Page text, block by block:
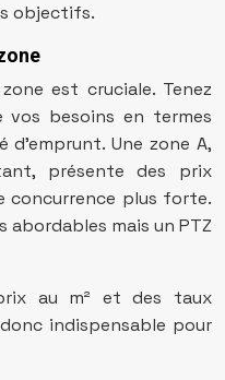
objectifs.
est cruciale. Tenez
besoins en termes
Une zone A,
présente des prix
concurrence plus forte.
abordables mais un PTZ
au m² et des taux
indispensable pour